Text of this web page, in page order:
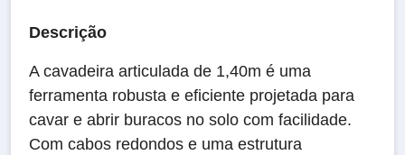
Descrição
A cavadeira articulada de 1,40m é uma
ferramenta robusta e eficiente projetada para
cavar e abrir buracos no solo com facilidade.
Com cabos redondos e uma estrutura